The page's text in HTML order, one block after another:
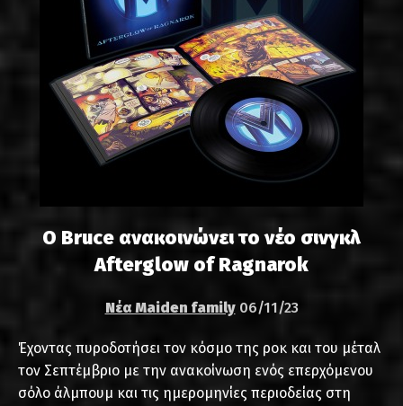
Ο Bruce ανακοινώνει το νέο σινγκλ
Afterglow of Ragnarok
Νέα Maiden family 06/11/23
Έχοντας πυροδοτήσει τον κόσμο της ροκ και του μέταλ
τον Σεπτέμβριο με την ανακοίνωση ενός επερχόμενου
σόλο άλμπουμ και τις ημερομηνίες περιοδείας στη